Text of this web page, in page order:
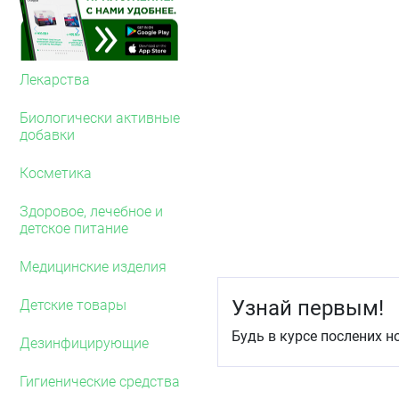
Лекарства
Биологически активные
добавки
Косметика
Здоровое, лечебное и
детское питание
Медицинские изделия
Детские товары
Дезинфицирующие
Гигиенические средства
Показания
Симптоматическая
полости рта и ЛОР-
тонзиллит, ангина
Узнай первым!
Будь в курсе послених